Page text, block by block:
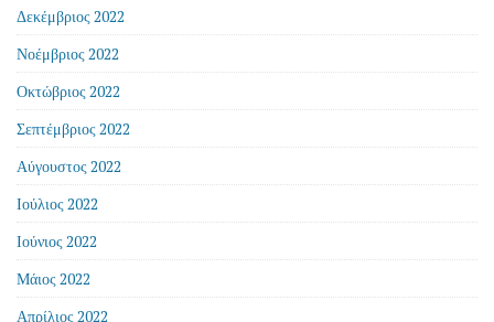
Δεκέμβριος 2022
Νοέμβριος 2022
Οκτώβριος 2022
Σεπτέμβριος 2022
Αύγουστος 2022
Ιούλιος 2022
Ιούνιος 2022
Μάιος 2022
Απρίλιος 2022